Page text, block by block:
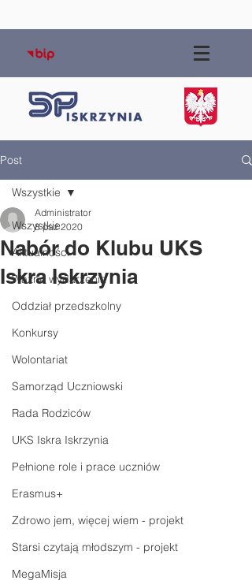
Post
Wszystkie
Aktualności
Ważne wydarzenia
Oddział przedszkolny
Konkursy
Wolontariat
Samorząd Uczniowski
Rada Rodziców
UKS Iskra Iskrzynia
Pełnione role i prace uczniów
Erasmus+
Zdrowo jem, więcej wiem - projekt
Starsi czytają młodszym - projekt
MegaMisja
Wszystkie
Nabór do Klubu UKS
Iskra Iskrzynia
Administrator
8 paź 2020